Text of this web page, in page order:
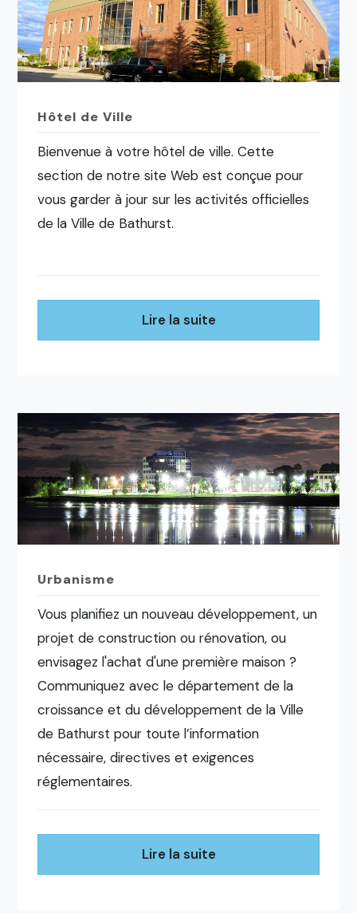
Hôtel de Ville
Bienvenue à votre hôtel de ville. Cette
section de notre site Web est conçue pour
vous garder à jour sur les activités officielles
de la Ville de Bathurst.
Lire la suite
Urbanisme
Vous planifiez un nouveau développement, un
projet de construction ou rénovation, ou
envisagez l'achat d'une première maison ?
Communiquez avec le département de la
croissance et du développement de la Ville
de Bathurst pour toute l’information
nécessaire, directives et exigences
réglementaires.
Lire la suite